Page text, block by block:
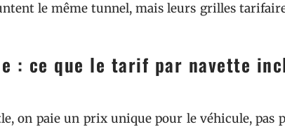
le même tunnel, mais leurs grilles
: ce que le tarif par navette
on paie un prix unique pour le véhicule, pas